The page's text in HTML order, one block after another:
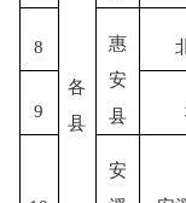
各
县
8
惠
安
县
9
安